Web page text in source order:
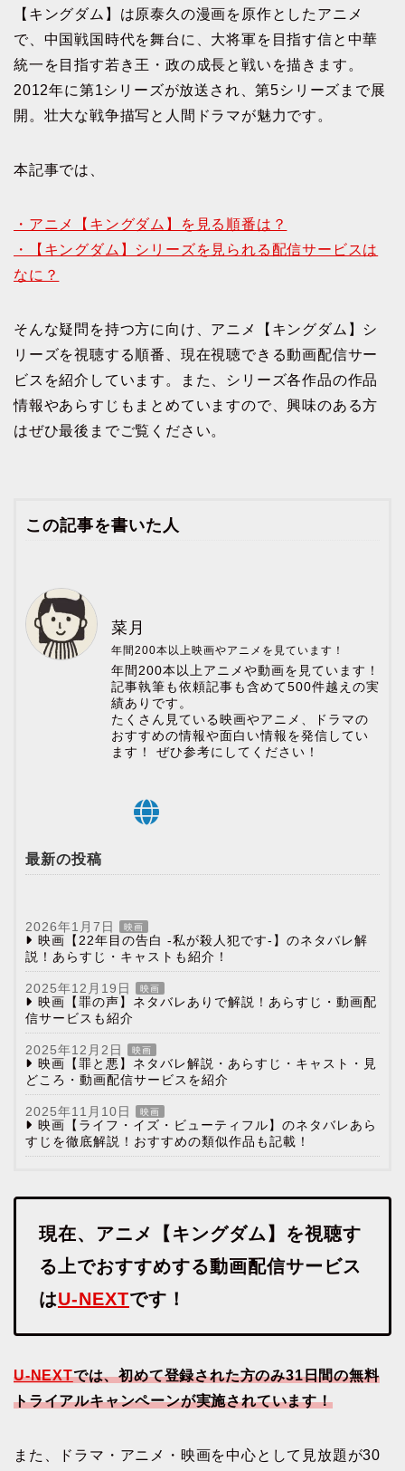
【キングダム】は原泰久の漫画を原作としたアニメ
で、中国戦国時代を舞台に、大将軍を目指す信と中華
統一を目指す若き王・政の成長と戦いを描きます。
2012年に第1シリーズが放送され、第5シリーズまで展
開。壮大な戦争描写と人間ドラマが魅力です。
本記事では、
・アニメ【キングダム】を見る順番は？
・【キングダム】シリーズを見られる配信サービスは
なに？
そんな疑問を持つ方に向け、アニメ【キングダム】シ
リーズを視聴する順番、現在視聴できる動画配信サー
ビスを紹介しています。また、シリーズ各作品の作品
情報やあらすじもまとめていますので、興味のある方
はぜひ最後までご覧ください。
この記事を書いた人
菜月
年間200本以上映画やアニメを見ています！
年間200本以上アニメや動画を見ています！
記事執筆も依頼記事も含めて500件越えの実
績ありです。
たくさん見ている映画やアニメ、ドラマの
おすすめの情報や面白い情報を発信してい
ます！ ぜひ参考にしてください！
最新の投稿
2026年1月7日 映画
映画【22年目の告白 -私が殺人犯です-】のネタバレ解
説！あらすじ・キャストも紹介！
2025年12月19日 映画
映画【罪の声】ネタバレありで解説！あらすじ・動画配
信サービスも紹介
2025年12月2日 映画
映画【罪と悪】ネタバレ解説・あらすじ・キャスト・見
どころ・動画配信サービスを紹介
2025年11月10日 映画
映画【ライフ・イズ・ビューティフル】のネタバレあら
すじを徹底解説！おすすめの類似作品も記載！
現在、アニメ【キングダム】を視聴す
る上でおすすめする動画配信サービス
はU-NEXTです！
U-NEXTでは、初めて登録された方のみ31日間の無料
トライアルキャンペーンが実施されています！
また、ドラマ・アニメ・映画を中心として見放題が30